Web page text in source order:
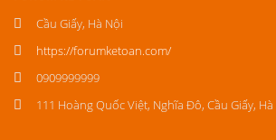
Cầu Giấy, Hà Nội
https://forumketoan.com/
0909999999
111 Hoàng Quốc Việt, Nghĩa Đô, Cầu Giấy, Hà